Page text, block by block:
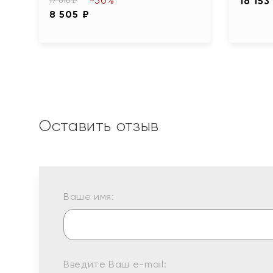
8 505 ₽
Оставить отзыв
Ваше имя:
Введите Ваш e-mail: